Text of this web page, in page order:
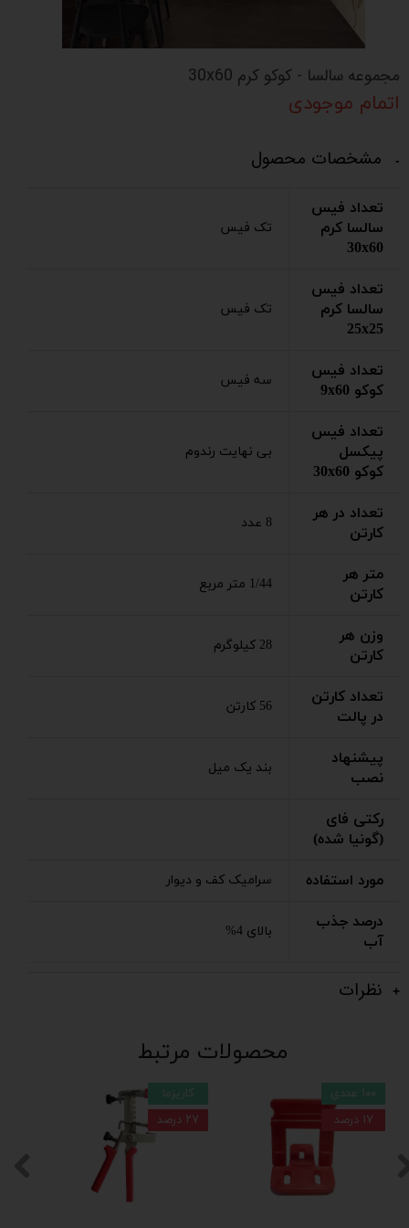
مجموعه سالسا - کوکو کرم 30x60
اتمام موجودی
مشخصات محصول
تعداد فیس
سالسا کرم
30x60
تک فیس
تعداد فیس
سالسا کرم
25x25
تک فیس
تعداد فیس
کوکو 9x60
سه فیس
تعداد فیس
پیکسل
کوکو 30x60
بی نهایت رندوم
تعداد در هر
کارتن
8 عدد
متر هر
کارتن
1/44 متر مربع
وزن هر
کارتن
28 کیلوگرم
تعداد کارتن
در پالت
56 کارتن
پیشنهاد
نصب
بند یک میل
رکتی فای
(گونیا شده)
مورد استفاده سرامیک کف و دیوار
درصد جذب
آب
بالای 4%
نظرات
کاریزما
۲۷ درصد
۱۰۰ عددی
۱۷ درصد
محصولات مرتبط